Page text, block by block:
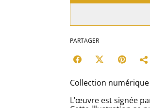
PARTAGER
Collection
L’œuvre est signée